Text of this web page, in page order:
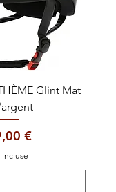
Glint Mat
€
Incluse